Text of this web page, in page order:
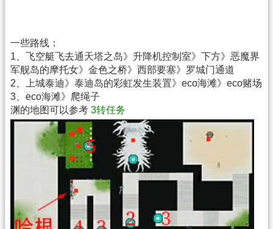
一些路线：
1、飞空艇飞去通天塔之岛》升降机控制室》下方》恶魔界
军舰岛的摩托女》金色之桥》西部要塞》罗城门通道
2、上城泰迪》泰迪岛的彩虹发生装置》eco海滩》eco赌场
3、eco海滩》爬绳子
渊的地图可以参考 3转任务